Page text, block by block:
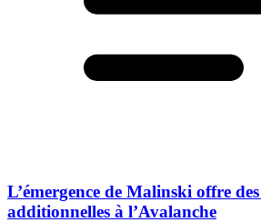
L’émergence de Malinski offre
additionnelles à l’Avalanche